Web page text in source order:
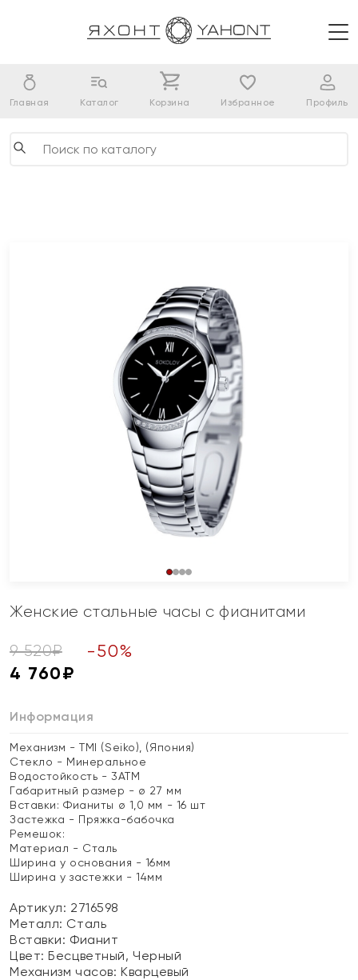
Главная Каталог Корзина Избранное Профиль
Женские стальные часы с фианитами
9 520₽ -50%
4 760₽
Информация
Механизм - TMI (Seiko), (Япония)
Стекло - Минеральное
Водостойкость - 3АТМ
Габаритный размер - ø 27 мм
Вставки: Фианиты ø 1,0 мм - 16 шт
Застежка - Пряжка-бабочка
Ремешок:
Материал - Сталь
Ширина у основания - 16мм
Ширина у застежки - 14мм
Артикул: 2716598
Металл: Сталь
Вставки: Фианит
Цвет:Бесцветный, Черный
Механизм часов: Кварцевый